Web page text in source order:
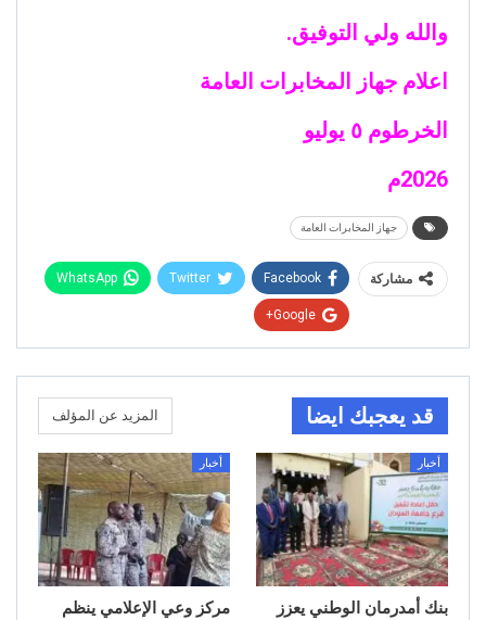
والله ولي التوفيق.
اعلام جهاز المخابرات العامة
الخرطوم ٥ يوليو
2026م
جهاز المخابرات العامة
مشاركة Facebook
Twitter
WhatsApp
Google+
قد يعجبك ايضا المزيد عن المؤلف
أخبار
بنك أمدرمان الوطني يعزز
أخبار
مركز وعي الإعلامي ينظم